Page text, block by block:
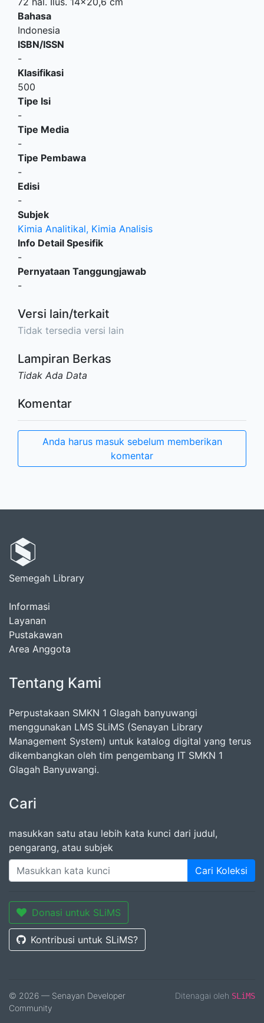
Bahasa
Indonesia
ISBN/ISSN
-
Klasifikasi
500
Tipe Isi
-
Tipe Media
-
Tipe Pembawa
-
Edisi
-
Subjek
Kimia Analitikal, Kimia Analisis
Info Detail Spesifik
-
Pernyataan Tanggungjawab
-
Versi lain/terkait
Tidak tersedia versi lain
Lampiran Berkas
Tidak Ada Data
Komentar
Anda harus masuk sebelum memberikan
komentar
Semegah Library
Informasi
Layanan
Pustakawan
Area Anggota
Tentang Kami
Perpustakaan SMKN 1 Glagah banyuwangi
menggunakan LMS SLiMS (Senayan Library
Management System) untuk katalog digital yang terus
dikembangkan oleh tim pengembang IT SMKN 1
Glagah Banyuwangi.
Cari
masukkan satu atau lebih kata kunci dari judul,
pengarang, atau subjek
Cari Koleksi
Donasi untuk SLiMS
Kontribusi untuk SLiMS?
© 2026 — Senayan Developer
Community
Ditenagai oleh SLiMS